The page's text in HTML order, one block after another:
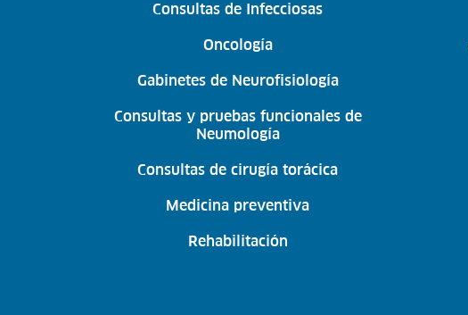
Consultas de Infecciosas
Oncología
Gabinetes de Neurofisiología
Consultas y pruebas funcionales de
Neumología
Consultas de cirugía torácica
Medicina preventiva
Rehabilitación